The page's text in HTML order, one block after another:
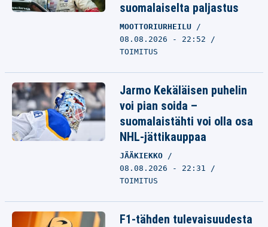
suomalaiselta paljastus
MOOTTORIURHEILU
08.08.2026 - 22:52
TOIMITUS
Jarmo Kekäläisen puhelin
voi pian soida –
suomalaistähti voi olla osa
NHL-jättikauppaa
JÄÄKIEKKO
08.08.2026 - 22:31
TOIMITUS
F1-tähden tulevaisuudesta